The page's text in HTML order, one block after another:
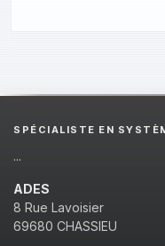
SPÉCIALISTE EN
...
ADES
8 Rue Lavoisier
69680 CHASSIEU